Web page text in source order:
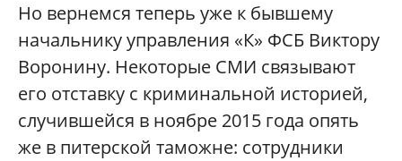
Но вернемся теперь уже к бывшему
начальнику управления «К» ФСБ Виктору
Воронину. Некоторые СМИ связывают
его отставку с криминальной историей,
случившейся в ноябре 2015 года опять
же в питерской таможне: сотрудники